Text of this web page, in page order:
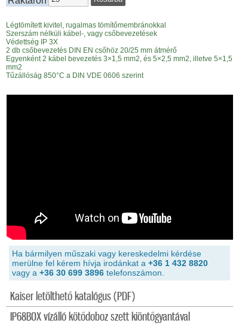
Kaiser letölthető katalógus (PDF)
IP68BOX vízálló kötődoboz szett kiöntőgyantával
Légtömített kivitel, rugalmas tömítőmembránokkal
Szerszám nélküli kábel-, vagy csőbevezetések
Védettség IP 3X
2 db csőbevezetés DIN EN csőhöz 20/25 mm átmérő
Egyenként 2 kábel bevezetés 3×1,5 mm2, és 5×2,5 mm2, illetve 5×1,5
mm2
Tűzállóság 850°C a DIN VDE 0606 szerint
Ha bármilyen műszaki vagy kereskedelmi kérdése
merülne fel kérem hívja irodánkat a +36 1 432 8820
vagy a +36 30 699 3896 telefonszámon.